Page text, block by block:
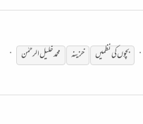
بچوںکینظمیں خزینہ محمد خلیل الرحمٰن